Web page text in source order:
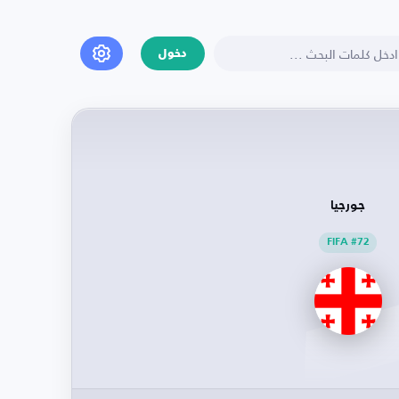
دخول
جورجيا
FIFA #72